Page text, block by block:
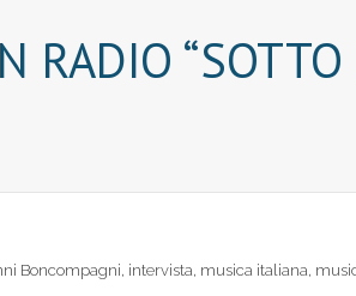
RADIO “SOTTO
Boncompagni, intervista, musica italiana,